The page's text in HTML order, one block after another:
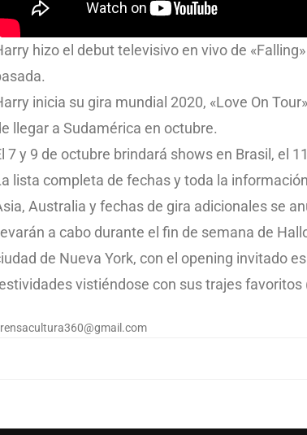
hizo el debut televisivo en vivo de
inicia su gira mundial 2020, «Love On
llegar a Sudamérica en octubre.
7 y 9 de octubre brindará shows en Brasil, el
lista completa de fechas y toda la
Australia y fechas de gira adicionales se
llevarán a cabo durante el fin de semana de
de Nueva York, con el opening invitado
vistiéndose con sus trajes favoritos